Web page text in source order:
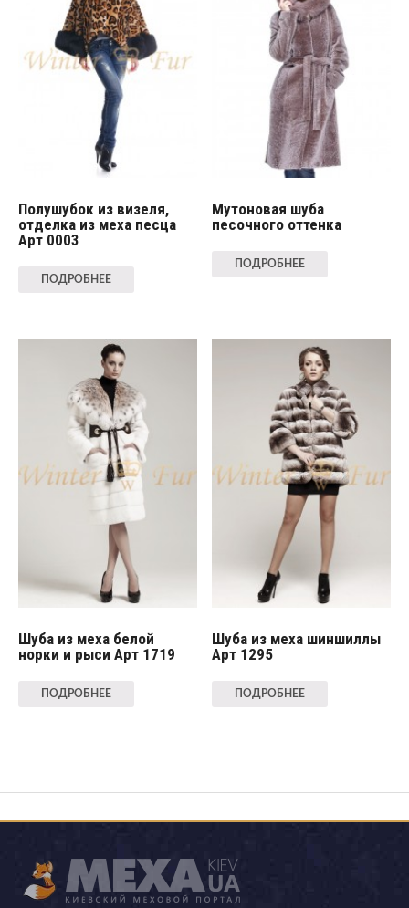
Полушубок из визеля,
отделка из меха песца
Арт 0003
ПОДРОБНЕЕ
Мутоновая шуба
песочного оттенка
ПОДРОБНЕЕ
Шуба из меха белой
норки и рыси Арт 1719
ПОДРОБНЕЕ
Шуба из меха шиншиллы
Арт 1295
ПОДРОБНЕЕ